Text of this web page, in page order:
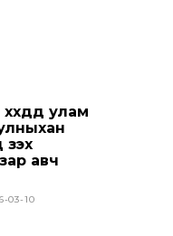
улам
авч
03-10